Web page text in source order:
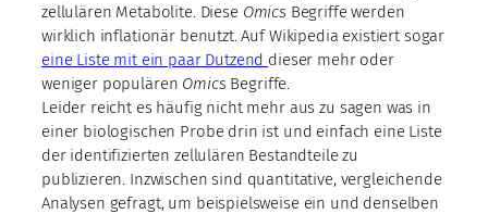
zellulären Metabolite. Diese Omics Begriffe werden
wirklich inflationär benutzt. Auf Wikipedia existiert sogar
eine Liste mit ein paar Dutzend dieser mehr oder
weniger populären Omics Begriffe.
Leider reicht es häufig nicht mehr aus zu sagen was in
einer biologischen Probe drin ist und einfach eine Liste
der identifizierten zellulären Bestandteile zu
publizieren. Inzwischen sind quantitative, vergleichende
Analysen gefragt, um beispielsweise ein und denselben